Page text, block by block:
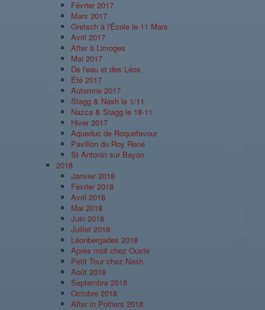
Février 2017
Mars 2017
Gretsch à l'École le 11 Mars
Avril 2017
After à Limoges
Mai 2017
De l'eau et des Léos
Été 2017
Automne 2017
Stagg & Nash le 1/11
Nazca & Stagg le 18-11
Hiver 2017
Aqueduc de Roquefavour
Pavillon du Roy René
St Antonin sur Bayon
2018
Janvier 2018
Février 2018
Avril 2018
Mai 2018
Juin 2018
Juillet 2018
Léonbergades 2018
Après midi chez Ouste
Petit Tour chez Nash
Août 2018
Septembre 2018
Octobre 2018
After in Poitiers 2018